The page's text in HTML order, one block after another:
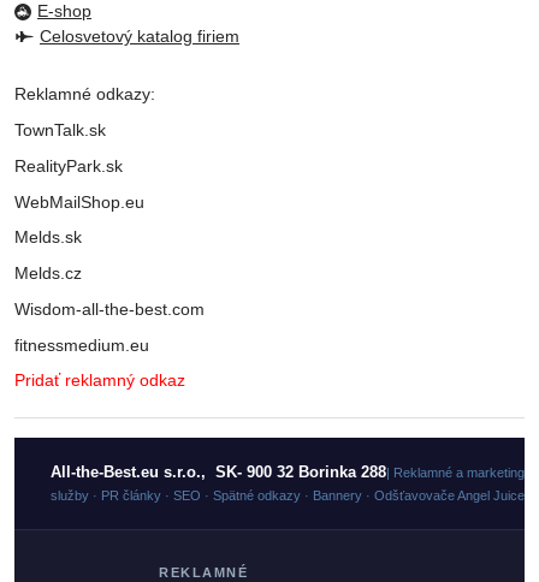
E-shop
Celosvetový katalog firiem
Reklamné odkazy:
TownTalk.sk
RealityPark.sk
WebMailShop.eu
Melds.sk
Melds.cz
Wisdom-all-the-best.com
fitnessmedium.eu
Pridať reklamný odkaz
All-the-Best.eu s.r.o., SK- 900 32 Borinka 288 | Reklamné a
služby · PR články · SEO · Spätné odkazy · Bannery · Odšťavovače Angel Juicer
REKLAMNÉ